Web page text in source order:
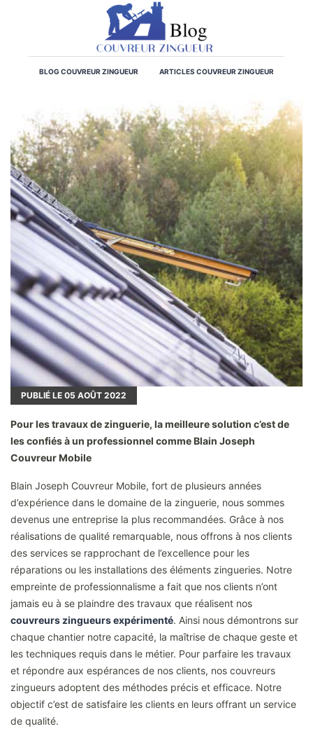
BLOG COUVREUR ZINGUEUR ARTICLES COUVREUR ZINGUEUR
PUBLIÉ LE 05 AOÛT 2022
Pour les travaux de zinguerie, la meilleure solution c’est de
les confiés à un professionnel comme Blain Joseph
Couvreur Mobile
Blain Joseph Couvreur Mobile, fort de plusieurs années
d’expérience dans le domaine de la zinguerie, nous sommes
devenus une entreprise la plus recommandées. Grâce à nos
réalisations de qualité remarquable, nous offrons à nos clients
des services se rapprochant de l’excellence pour les
réparations ou les installations des éléments zingueries. Notre
empreinte de professionnalisme a fait que nos clients n’ont
jamais eu à se plaindre des travaux que réalisent nos
couvreurs zingueurs expérimenté. Ainsi nous démontrons sur
chaque chantier notre capacité, la maîtrise de chaque geste et
les techniques requis dans le métier. Pour parfaire les travaux
et répondre aux espérances de nos clients, nos couvreurs
zingueurs adoptent des méthodes précis et efficace. Notre
objectif c’est de satisfaire les clients en leurs offrant un service
de qualité.